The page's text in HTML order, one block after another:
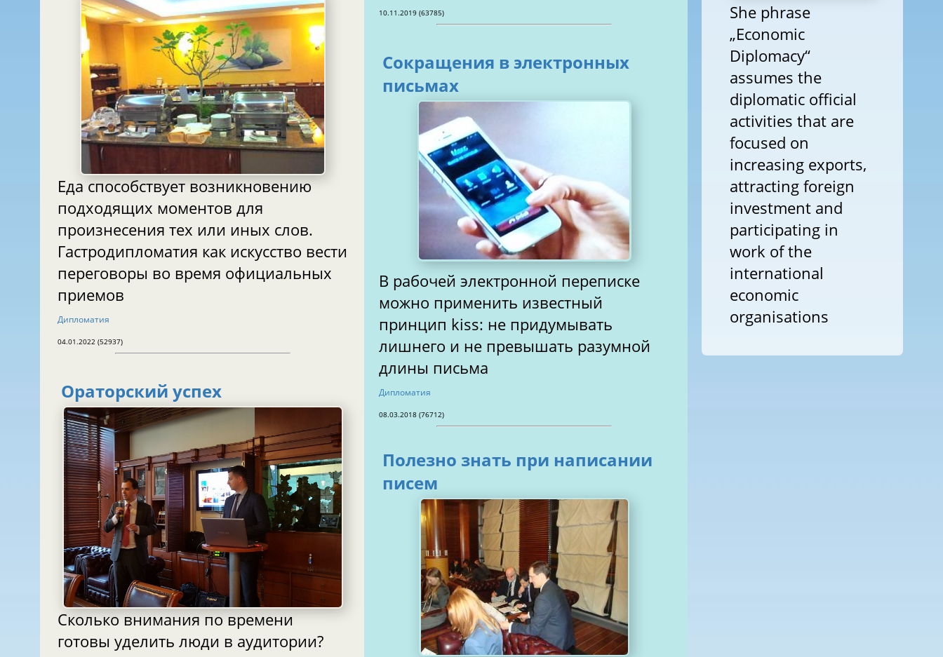
Еда способствует возникновению
подходящих моментов для
произнесения тех или иных слов.
Гастродипломатия как искусство вести
переговоры во время официальных
приемов
Дипломатия
04.01.2022 (52937)
Ораторский успех
Сколько внимания по времени
готовы уделить люди в аудитории?
10.11.2019 (63785)
Сокращения в электронных
письмах
В рабочей электронной переписке
можно применить известный
принцип kiss: не придумывать
лишнего и не превышать разумной
длины письма
Дипломатия
08.03.2018 (76712)
Полезно знать при написании
писем
She phrase
„Economic
Diplomacy“
assumes the
diplomatic official
activities that are
focused on
increasing exports,
attracting foreign
investment and
participating in
work of the
international
economic
organisations